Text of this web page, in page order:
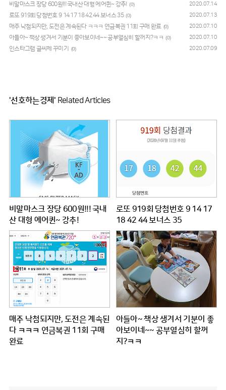
비말마스크 장당 600원!!! 국내산 대형 에어퀸~ 강추! (0) 2020.07.14
로또 919회 당첨번호 9 14 17 18 42 44 보너스 35 (0) 2020.07.13
매주 낙첨되지만, 도전은 계속된다 ㅋㅋㅋ 연금복권 11회 구매 완료 (0) 2020.07.10
아들아~ 책상 생겨서 기분이 좋아보이네~~ 공부열심히 할꺼지?ㅋㅋ (0) 2020.07.10
인스타그램 글씨체 꾸미기 (0) 2020.07.09
'선호하는경제' Related Articles
비말마스크 장당 600원!!! 국내
산 대형 에어퀸~ 강추!
로또 919회 당첨번호 9 14 17
18 42 44 보너스 35
매주 낙첨되지만, 도전은 계속된
다 ㅋㅋㅋ 연금복권 11회 구매
완료
아들아~ 책상 생겨서 기분이 좋
아보이네~~ 공부열심히 할꺼
지?ㅋㅋ